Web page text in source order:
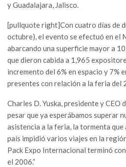
y Guadalajara, Jalisco.
[pullquote right]Con cuatro días de
octubre), el evento se efectuó en el
abarcando una superficie mayor a
que dieron cabida a 1,965
incremento del 6% en espacio y 7%
presentes con relación a la feria del
Charles D. Yuska, presidente y CEO
pesar que ya esperábamos superar
asistencia a la feria, la tormenta
país impidió varios viajes en la
Pack Expo Internacional terminó
el 2006.”